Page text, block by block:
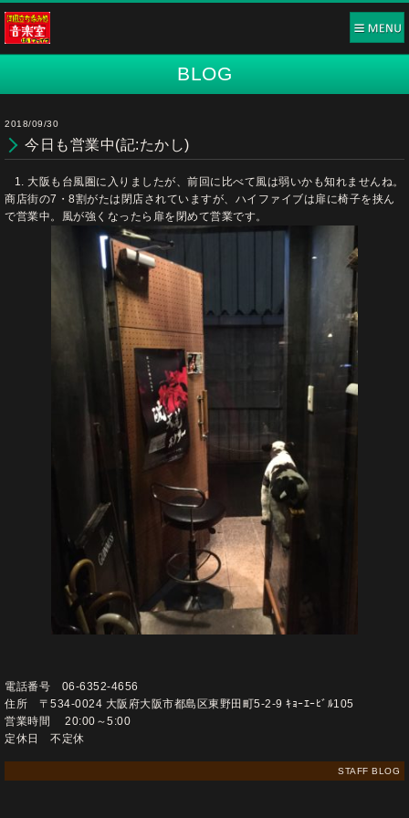
BLOG
2018/09/30
今日も営業中(記:たかし)
大阪も台風圏に入りましたが、前回に比べて風は弱いかも知れませんね。
商店街の7・8割がたは閉店されていますが、ハイファイブは扉に椅子を挟ん
で営業中。風が強くなったら扉を閉めて営業です。
電話番号 06-6352-4656
住所 〒534-0024 大阪府大阪市都島区東野田町5-2-9 ｷｮｰｴｰﾋﾞﾙ105
営業時間 20:00～5:00
定休日 不定休
STAFF BLOG